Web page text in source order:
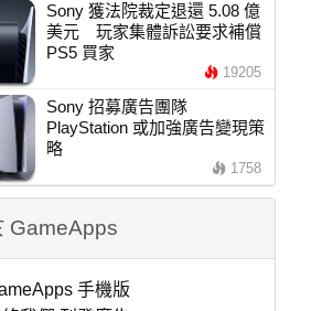
Sony 獲法院裁定退還 5.08 億
美元 玩家集體訴訟要求補償
PS5 買家
19205
Sony 招募廣告團隊
PlayStation 或加強廣告變現策
略
1758
GameApps
手機版